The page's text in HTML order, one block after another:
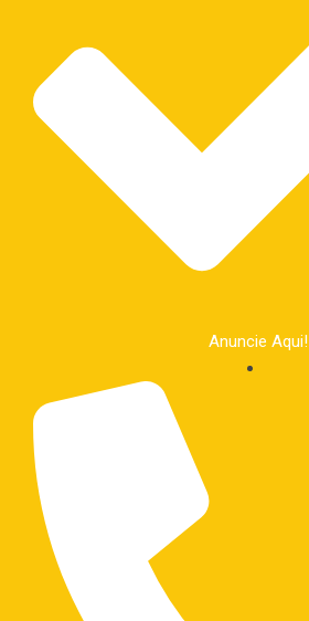
Anuncie Aqui!